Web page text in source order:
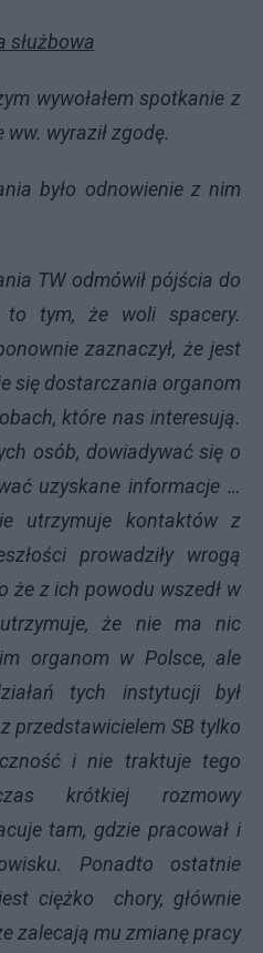
służbowa
spotkanie z
ww. wyraził zgodę.
odnowienie z nim
odmówił pójścia do
to tym, że woli spacery.
zaznaczył, że jest
się dostarczania organom
które nas interesują.
osób, dowiadywać się o
uzyskane informacje …
utrzymuje kontaktów z
prowadziły wrogą
że z ich powodu wszedł w
że nie ma nic
organom w Polsce, ale
tych instytucji był
przedstawicielem SB tylko
i nie traktuje tego
krótkiej rozmowy
tam, gdzie pracował i
Ponadto ostatnie
ciężko chory, głównie
zalecają mu zmianę pracy